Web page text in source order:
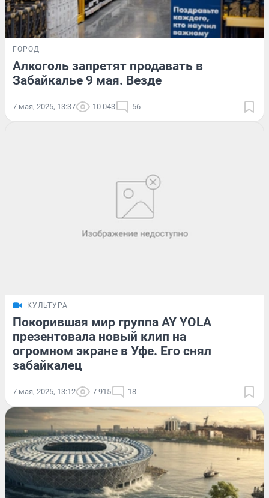
ГОРОД
Алкоголь запретят продавать в
Забайкалье 9 мая. Везде
7 мая, 2025, 13:37 10 043 56
КУЛЬТУРА
Покорившая мир группа AY YOLA
презентовала новый клип на
огромном экране в Уфе. Его снял
забайкалец
7 мая, 2025, 13:12 7 915 18